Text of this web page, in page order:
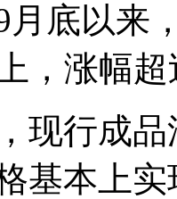
月底以来
，涨幅
现行成
基本上